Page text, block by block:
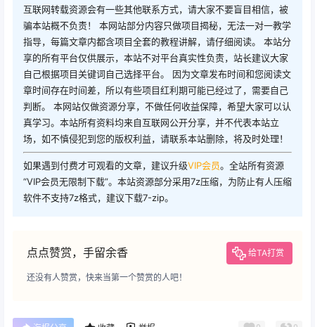
互联网转载资源会有一些其他联系方式，请大家不要盲目相信，被
骗本站概不负责！ 本网站部分内容只做项目揭秘，无法一对一教学
指导，每篇文章内都含项目全套的教程讲解，请仔细阅读。 本站分
享的所有平台仅供展示，本站不对平台真实性负责，站长建议大家
自己根据项目关键词自己选择平台。 因为文章发布时间和您阅读文
章时间存在时间差，所以有些项目红利期可能已经过了，需要自己
判断。 本网站仅做资源分享，不做任何收益保障，希望大家可以认
真学习。本站所有资料均来自互联网公开分享，并不代表本站立
场，如不慎侵犯到您的版权利益，请联系本站删除，将及时处理！
如果遇到付费才可观看的文章，建议升级VIP会员。全站所有资源
“VIP会员无限制下载”。本站资源部分采用7z压缩，为防止有人压缩
软件不支持7z格式，建议下载7-zip。
点点赞赏，手留余香 给TA打赏
还没有人赞赏，快来当第一个赞赏的人吧！